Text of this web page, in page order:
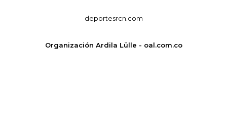
deportesrcn.com
Organización Ardila Lülle - oal.com.co